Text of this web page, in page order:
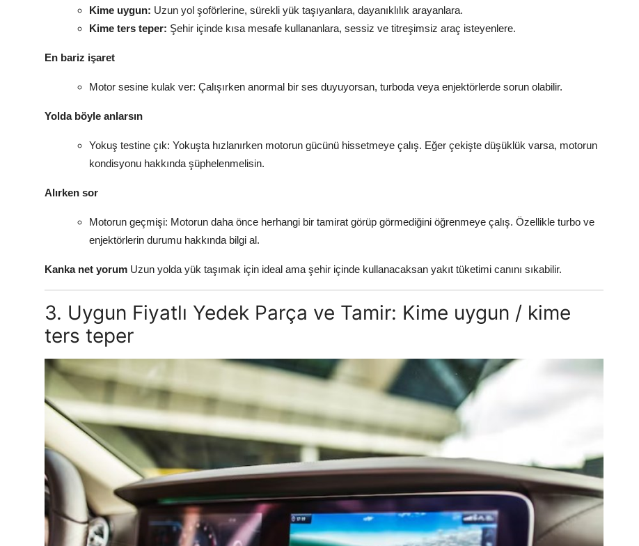
Kime uygun: Uzun yol şoförlerine, sürekli yük taşıyanlara, dayanıklılık arayanlara.
Kime ters teper: Şehir içinde kısa mesafe kullananlara, sessiz ve titreşimsiz araç isteyenlere.
En bariz işaret
Motor sesine kulak ver: Çalışırken anormal bir ses duyuyorsan, turboda veya enjektörlerde sorun olabilir.
Yolda böyle anlarsın
Yokuş testine çık: Yokuşta hızlanırken motorun gücünü hissetmeye çalış. Eğer çekişte düşüklük varsa, motorun
kondisyonu hakkında şüphelenmelisin.
Alırken sor
Motorun geçmişi: Motorun daha önce herhangi bir tamirat görüp görmediğini öğrenmeye çalış. Özellikle turbo ve
enjektörlerin durumu hakkında bilgi al.
Kanka net yorum Uzun yolda yük taşımak için ideal ama şehir içinde kullanacaksan yakıt tüketimi canını sıkabilir.
3. Uygun Fiyatlı Yedek Parça ve Tamir: Kime uygun / kime
ters teper